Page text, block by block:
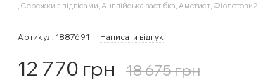
, Сережки з підвісами, Англійська застібка, Аметист, Фіолетовий
Артикул: 1887691 Написати відгук
12 770 грн 18 675 грн